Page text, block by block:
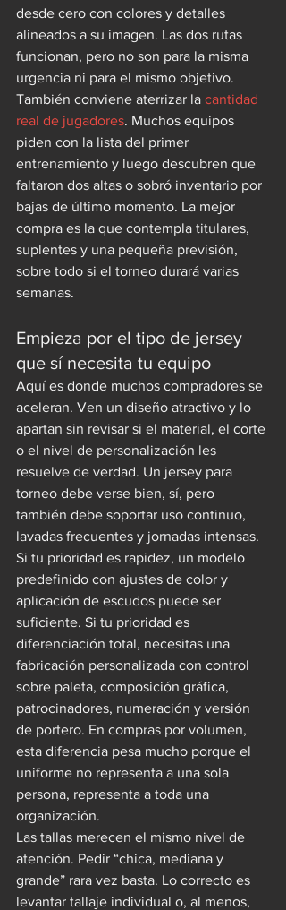
desde cero con colores y detalles
alineados a su imagen. Las dos rutas
funcionan, pero no son para la misma
urgencia ni para el mismo objetivo.
También conviene aterrizar la cantidad
real de jugadores. Muchos equipos
piden con la lista del primer
entrenamiento y luego descubren que
faltaron dos altas o sobró inventario por
bajas de último momento. La mejor
compra es la que contempla titulares,
suplentes y una pequeña previsión,
sobre todo si el torneo durará varias
semanas.
Empieza por el tipo de jersey
que sí necesita tu equipo
Aquí es donde muchos compradores se
aceleran. Ven un diseño atractivo y lo
apartan sin revisar si el material, el corte
o el nivel de personalización les
resuelve de verdad. Un jersey para
torneo debe verse bien, sí, pero
también debe soportar uso continuo,
lavadas frecuentes y jornadas intensas.
Si tu prioridad es rapidez, un modelo
predefinido con ajustes de color y
aplicación de escudos puede ser
suficiente. Si tu prioridad es
diferenciación total, necesitas una
fabricación personalizada con control
sobre paleta, composición gráfica,
patrocinadores, numeración y versión
de portero. En compras por volumen,
esta diferencia pesa mucho porque el
uniforme no representa a una sola
persona, representa a toda una
organización.
Las tallas merecen el mismo nivel de
atención. Pedir “chica, mediana y
grande” rara vez basta. Lo correcto es
levantar tallaje individual o, al menos,